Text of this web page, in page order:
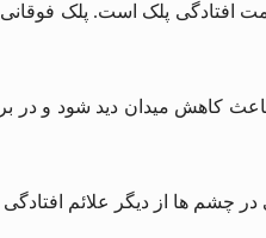
افتادگی پلک است. پلک
باعث کاهش میدان دید شود و
چشم‌ ها از دیگر علائم